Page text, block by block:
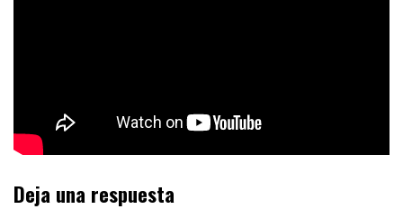
Deja una respuesta